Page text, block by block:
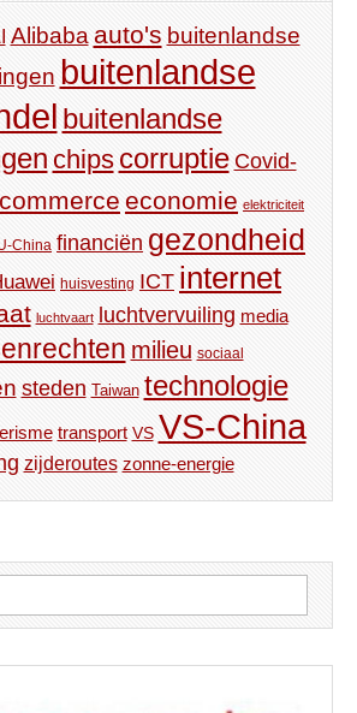
Alibaba auto's buitenlandse
buitenlandse
buitenlandse
chips corruptie Covid-
economie elektriciteit
China financiën gezondheid
huisvesting ICT internet
luchtvaart luchtvervuiling media
milieu sociaal
steden Taiwan technologie
transport VS VS-China
zijderoutes zonne-energie